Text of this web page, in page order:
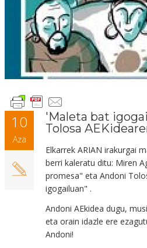
10
Aza
'Maleta bat
Tolosa
Elkarrek ARIAN irakurgai
berri kaleratu ditu: Miren
promesa" eta Andoni
igogailuan" .
Andoni AEkidea dugu,
eta orain idazle ere
Andoni!